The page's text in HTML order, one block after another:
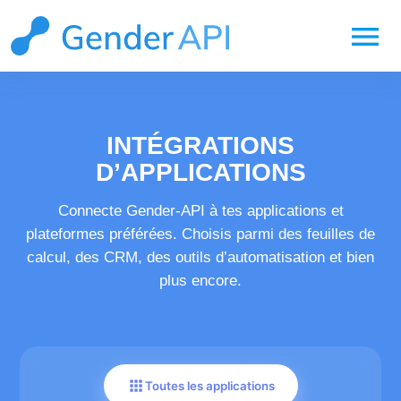
menu
INTÉGRATIONS
D’APPLICATIONS
Connecte Gender-API à tes applications et
plateformes préférées. Choisis parmi des feuilles de
calcul, des CRM, des outils d’automatisation et bien
plus encore.
appsToutes les applications